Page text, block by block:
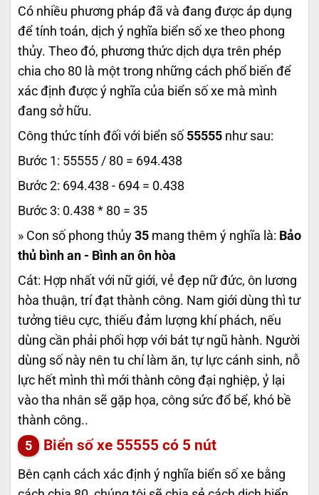
Có nhiều phương pháp đã và đang được áp dụng
để tính toán, dịch ý nghĩa biển số xe theo phong
thủy. Theo đó, phương thức dịch dựa trên phép
chia cho 80 là một trong những cách phổ biến để
xác định được ý nghĩa của biển số xe mà mình
đang sở hữu.
Công thức tính đối với biển số 55555 như sau:
Bước 1: 55555 / 80 = 694.438
Bước 2: 694.438 - 694 = 0.438
Bước 3: 0.438 * 80 = 35
» Con số phong thủy 35 mang thêm ý nghĩa là: Bảo
thủ bình an - Bình an ôn hòa
Cát: Hợp nhất với nữ giới, vẻ đẹp nữ đức, ôn lương
hòa thuận, trí đạt thành công. Nam giới dùng thì tư
tưởng tiêu cực, thiếu đảm lượng khí phách, nếu
dùng cần phải phối hợp với bát tự ngũ hành. Người
dùng số này nên tu chí làm ăn, tự lực cánh sinh, nỗ
lực hết mình thì mới thành công đại nghiệp, ỷ lại
vào tha nhân sẽ gặp họa, công sức đổ bể, khó bề
thành công..
Biển số xe 55555 có 5 nút
Bên cạnh cách xác định ý nghĩa biển số xe bằng